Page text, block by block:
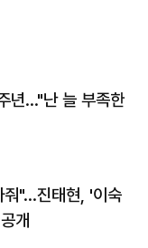
년…"난 늘 부족한
줘"…진태현, '이숙
개